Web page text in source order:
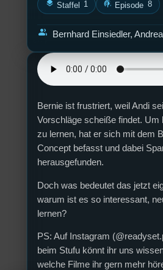
Bernie ist frustriert, weil Andi
Vorschläge scheiße findet. Um
zu lernen, hat er sich mit dem
Concept befasst und dabei
herausgefunden.
Doch was bedeutet das jetzt
warum ist es so interessant,
lernen?
PS: Auf Instagram
beim Stufu könnt ihr uns
welche Filme ihr gern mehr
layers Staffel 1 podcasts Episode 8
group Bernhard Einsiedler,